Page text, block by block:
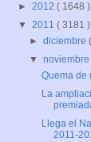
► 2012 ( 1648 )
▼ 2011 ( 3181 )
►diciembre
▼
Quema de
La
Llega el
2011-